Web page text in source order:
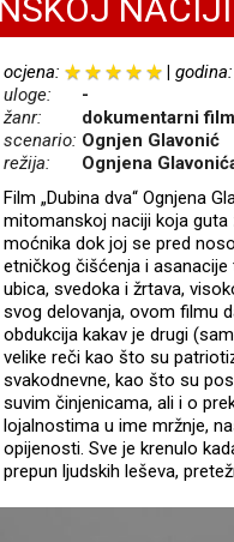
NACIJI
ocjena: godina:
uloge:
-
žanr:
dokumentarni film
scenario: Ognjen Glavonić
režija:
Ognjena
Film „Dubina dva“ Ognjena
mitomanskoj naciji koja
moćnika dok joj se pred
etničkog čišćenja i
ubica, svedoka i žrtava,
svog delovanja, ovom filmu
obdukcija kakav je drugi
velike reči kao što su
svakodnevne, kao što su
suvim činjenicama, ali i o
lojalnostima u ime mržnje,
opijenosti. Sve je krenulo
prepun ljudskih leševa,